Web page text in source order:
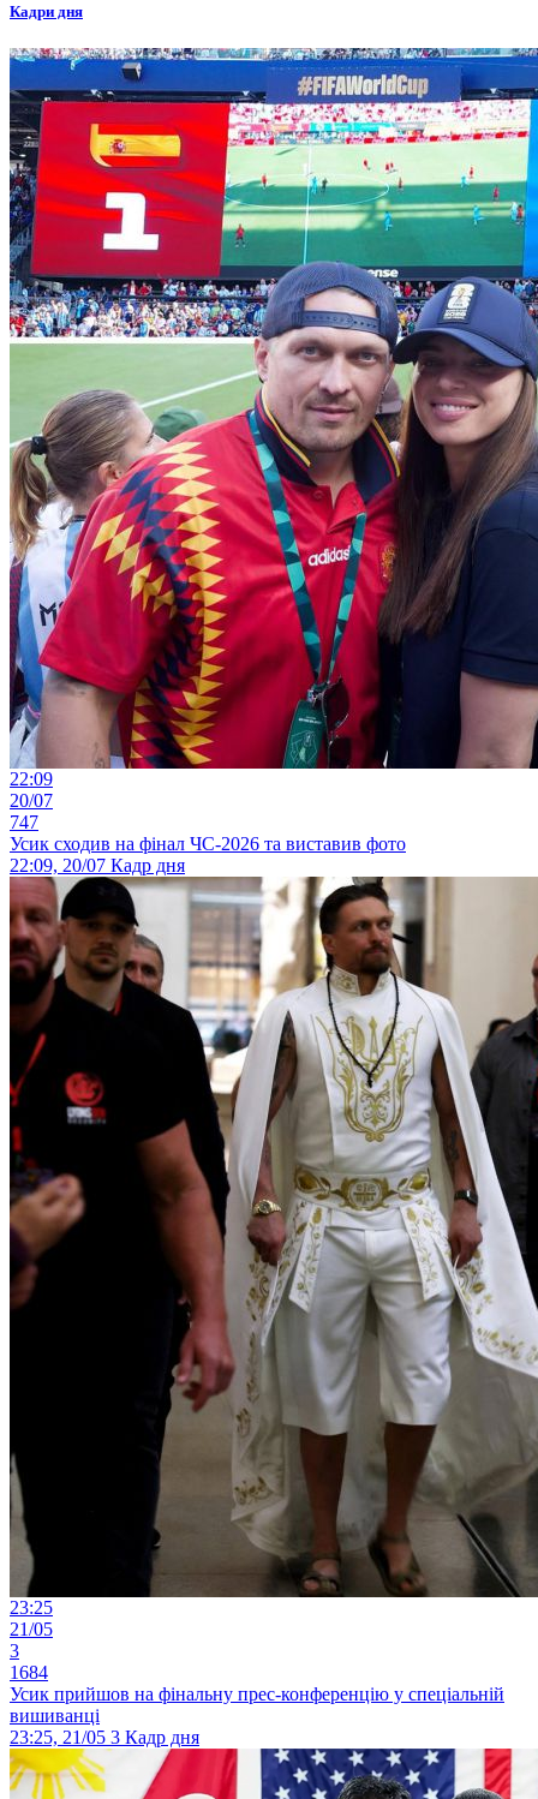
Кадри дня
22:09
20/07
747
Усик сходив на фінал ЧС-2026 та виставив фото
22:09, 20/07 Кадр дня
23:25
21/05
3
1684
Усик прийшов на фінальну прес-конференцію у спеціальній
вишиванці
23:25, 21/05 3 Кадр дня